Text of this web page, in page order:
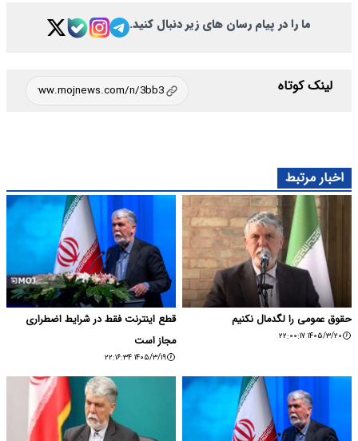
ما را در پیام رسان های زیر دنبال کنید.
لینک کوتاه
اخبار مرتبط
حقوق عمومی را لگدمال نکنیم
۱۴۰۵/۳/۲۰ ۲۲:۰۰:۱۷
قطع اینترنت فقط در شرایط اضطراری
مجاز است
۱۴۰۵/۳/۱۹ ۲۲:۱۶:۳۴